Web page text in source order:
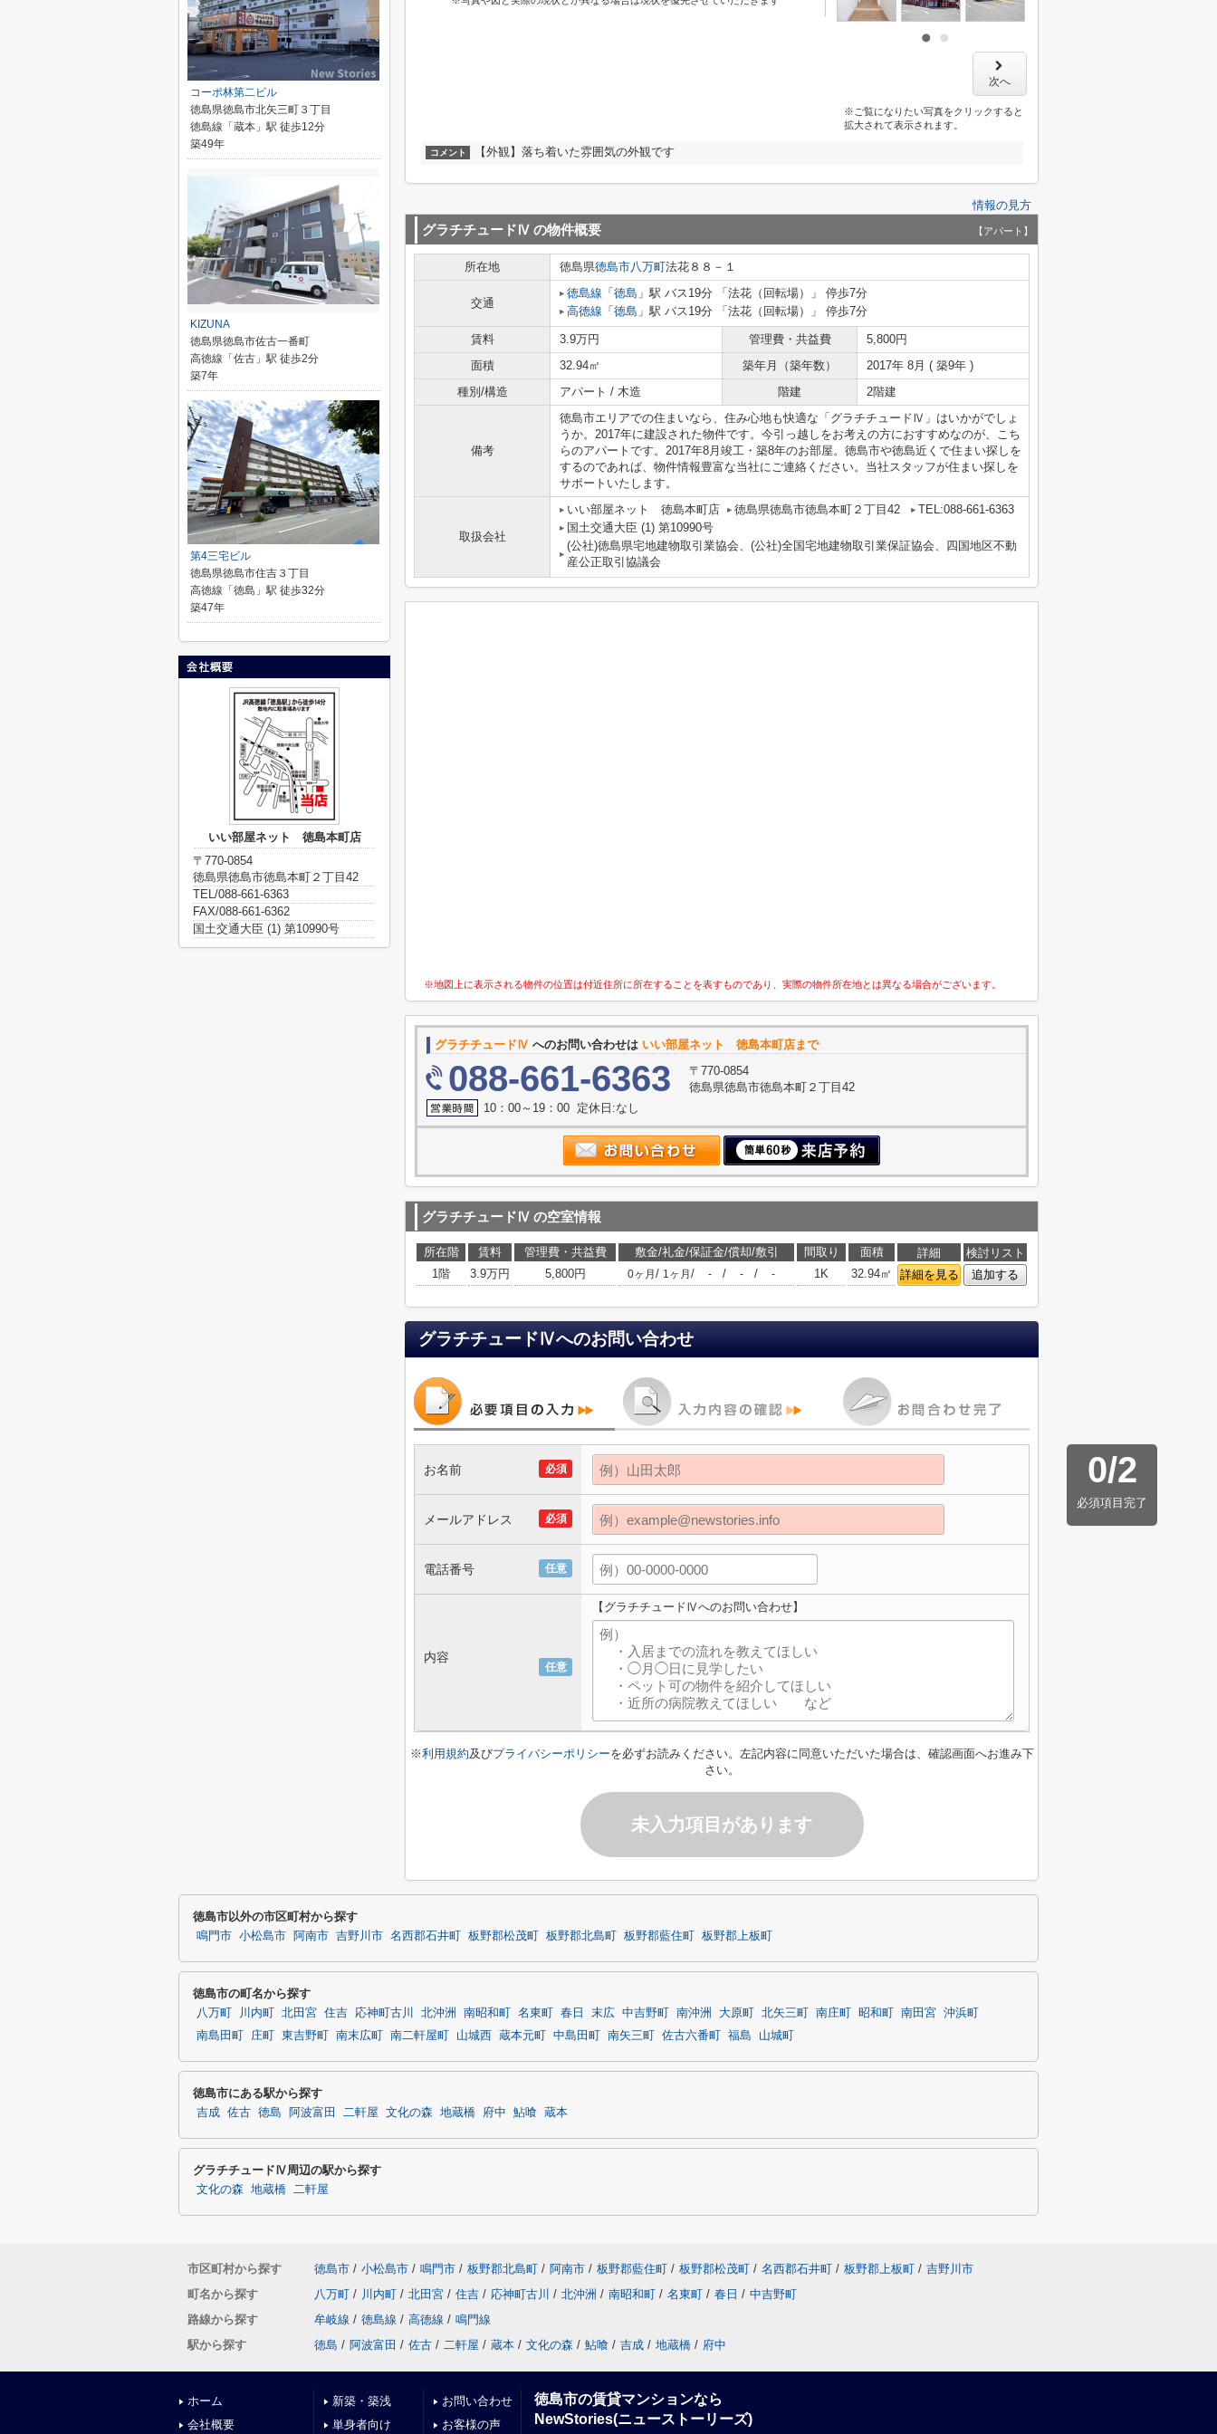
次へ
※ご覧になりたい写真をクリックすると
拡大されて表示されます。
コメント 【外観】落ち着いた雰囲気の外観です
情報の見方
グラチチュードⅣ の物件概要 【アパート】
所在地 徳島県徳島市八万町法花８８－１
交通
徳島線 「 徳島 」駅 バス19分 「法花（回転場）」 停歩7分
高徳線 「 徳島 」駅 バス19分 「法花（回転場）」 停歩7分
賃料 3.9万円 管理費・共益費
5,800円
面積
32.94㎡ 築年月（築年数）
2017年 8月 ( 築9年 )
種別/構造
アパート / 木造 階建 2階建
備考
徳島市エリアでの住まいなら、住み心地も快適な「グラチチュードⅣ」はいかがでしょ
うか。2017年に建設された物件です。今引っ越しをお考えの方におすすめなのが、こち
らのアパートです。2017年8月竣工・築8年のお部屋。徳島市や徳島近くで住まい探しを
するのであれば、物件情報豊富な当社にご連絡ください。当社スタッフが住まい探しを
サポートいたします。
取扱会社
いい部屋ネット 徳島本町店 徳島県徳島市徳島本町２丁目42
TEL:088-661-6363
国土交通大臣 (1) 第10990号
(公社)徳島県宅地建物取引業協会、(公社)全国宅地建物取引業保証協会、四国地区不動
産公正取引協議会
※地図上に表示される物件の位置は付近住所に所在することを表すものであり、実際の物件所在地とは異なる場合がございます。
グラチチュードⅣ へのお問い合わせは いい部屋ネット 徳島本町店まで
088-661-6363
〒770-0854
徳島県徳島市徳島本町２丁目42
10：00～19：00 定休日:なし
グラチチュードⅣ の空室情報
所在階 賃料 管理費・共益費 敷金/礼金/保証金/償却/敷引 間取り 面積 詳細
検討リスト
1階
3.9万円 5,800円 0ヶ月 / 1ヶ月 / - / - / - 1K 32.94㎡ 詳細を見る 追加する
グラチチュードⅣへのお問い合わせ
0/2
必須項目完了
必須
お名前
必須
メールアドレス
任意
電話番号
任意
内容
【グラチチュードⅣへのお問い合わせ】
※利用規約及びプライバシーポリシーを必ずお読みください。左記内容に同意いただいた場合は、確認画面へお進み下
さい。
未入力項目があります
コーポ林第二ビル
徳島県徳島市北矢三町３丁目
徳島線「蔵本」駅 徒歩12分
築49年
KIZUNA
徳島県徳島市佐古一番町
高徳線「佐古」駅 徒歩2分
築7年
第4三宅ビル
徳島県徳島市住吉３丁目
高徳線「徳島」駅 徒歩32分
築47年
いい部屋ネット 徳島本町店
〒770-0854
徳島県徳島市徳島本町２丁目42
TEL/088-661-6363
FAX/088-661-6362
国土交通大臣 (1) 第10990号
徳島市以外の市区町村から探す
鳴門市 小松島市 阿南市 吉野川市 名西郡石井町 板野郡松茂町 板野郡北島町 板野郡藍住町 板野郡上板町
徳島市の町名から探す
八万町 川内町 北田宮 住吉 応神町古川 北沖洲 南昭和町 名東町 春日 末広 中吉野町 南沖洲 大原町 北矢三町 南庄町 昭和町 南田宮 沖浜町
南島田町
庄町 東吉野町 南末広町 南二軒屋町 山城西 蔵本元町 中島田町 南矢三町 佐古六番町 福島 山城町
徳島市にある駅から探す
吉成 佐古 徳島 阿波富田 二軒屋 文化の森 地蔵橋 府中 鮎喰 蔵本
グラチチュードⅣ周辺の駅から探す
文化の森 地蔵橋 二軒屋
市区町村から探す 徳島市 / 小松島市 / 鳴門市 / 板野郡北島町 / 阿南市 / 板野郡藍住町 / 板野郡松茂町 / 名西郡石井町 / 板野郡上板町 / 吉野川市
町名から探す
八万町 / 川内町 / 北田宮 / 住吉 / 応神町古川 / 北沖洲 / 南昭和町 / 名東町 / 春日 / 中吉野町
路線から探す
牟岐線 / 徳島線 / 高徳線 / 鳴門線
駅から探す
徳島 / 阿波富田 / 佐古 / 二軒屋 / 蔵本 / 文化の森 / 鮎喰 / 吉成 / 地蔵橋 / 府中
ホーム
会社概要
新築・築浅
単身者向け
お問い合わせ
お客様の声
徳島市の賃貸マンションなら
NewStories(ニューストーリーズ)